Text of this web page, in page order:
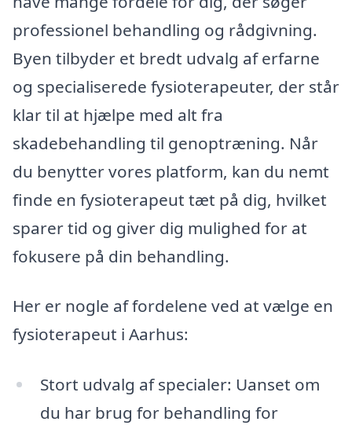
professionel behandling og rådgivning.
Byen tilbyder et bredt udvalg af erfarne
og specialiserede fysioterapeuter, der står
klar til at hjælpe med alt fra
skadebehandling til genoptræning. Når
du benytter vores platform, kan du nemt
finde en fysioterapeut tæt på dig, hvilket
sparer tid og giver dig mulighed for at
fokusere på din behandling.
Her er nogle af fordelene ved at vælge en
fysioterapeut i Aarhus:
Stort udvalg af specialer: Uanset om
du har brug for behandling for